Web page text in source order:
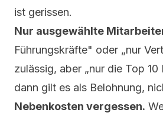
ist gerissen.
Nur ausgewählte
Führungskräfte" oder „nur
zulässig, aber „nur die Top
dann gilt es als Belohnung,
Nebenkosten vergessen.